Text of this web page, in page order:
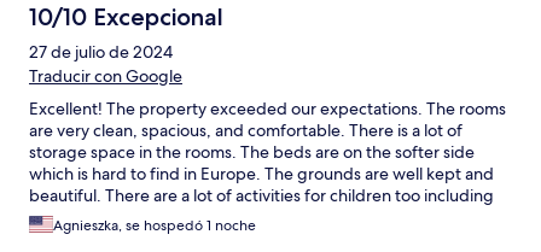
10/10 Excepcional
27 de julio de 2024
Traducir con Google
Excellent! The property exceeded our expectations. The rooms
are very clean, spacious, and comfortable. There is a lot of
storage space in the rooms. The beds are on the softer side
which is hard to find in Europe. The grounds are well kept and
beautiful. There are a lot of activities for children too including
horseback riding. The breakfast and cafe have tasty options, but
the food overall in the restaurants is a bit on the fancier side
Agnieszka, se hospedó 1 noche